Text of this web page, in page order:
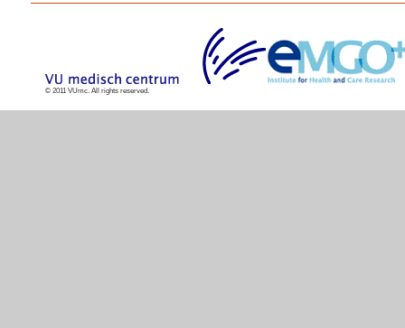
© 2011 VUmc. All rights reserved.